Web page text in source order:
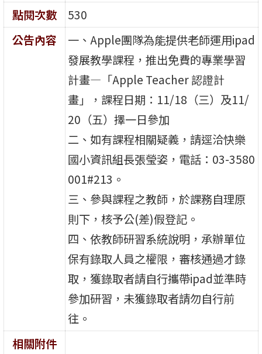
點閱次數
530
公告內容
一、Apple團隊為能提供老師運用ipad
發展教學課程，推出免費的專業學習
計畫—「Apple Teacher 認證計
畫」，課程日期：11/18（三）及11/
20（五）擇一日參加
二、如有課程相關疑義，請逕洽快樂
國小資訊組長張瑩姿，電話：03-3580
001#213。
三、參與課程之教師，於課務自理原
則下，核予公(差)假登記。
四、依教師研習系統說明，承辦單位
保有錄取人員之權限，審核通過才錄
取，獲錄取者請自行攜帶ipad並準時
參加研習，未獲錄取者請勿自行前
往。
相關附件